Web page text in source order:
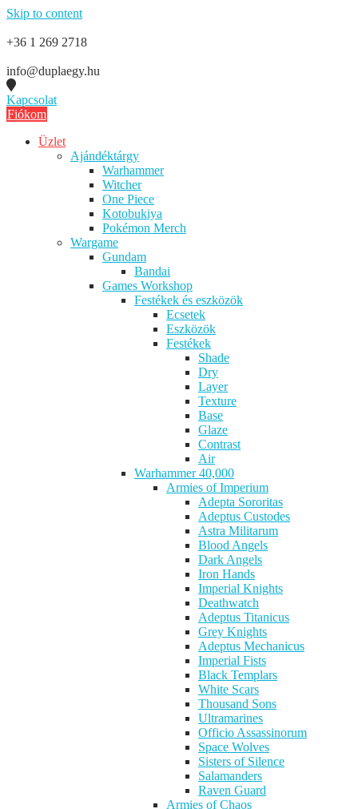
Skip to content
+36 1 269 2718
info@duplaegy.hu
Kapcsolat
Fiókom
Üzlet
Ajándéktárgy
Warhammer
Witcher
One Piece
Kotobukiya
Pokémon Merch
Wargame
Gundam
Bandai
Games Workshop
Festékek és eszközök
Ecsetek
Eszközök
Festékek
Shade
Dry
Layer
Texture
Base
Glaze
Contrast
Air
Warhammer 40,000
Armies of Imperium
Adepta Sororitas
Adeptus Custodes
Astra Militarum
Blood Angels
Dark Angels
Iron Hands
Imperial Knights
Deathwatch
Adeptus Titanicus
Grey Knights
Adeptus Mechanicus
Imperial Fists
Black Templars
White Scars
Thousand Sons
Ultramarines
Officio Assassinorum
Space Wolves
Sisters of Silence
Salamanders
Raven Guard
Armies of Chaos